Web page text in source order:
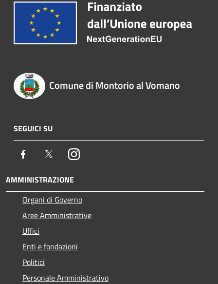
Comune di Montorio al Vomano
SEGUICI SU
Facebook TwitterInstagram
AMMINISTRAZIONE
Organi di Governo
Aree Amministrative
Uffici
Enti e fondazioni
Politici
Personale Amministrativo